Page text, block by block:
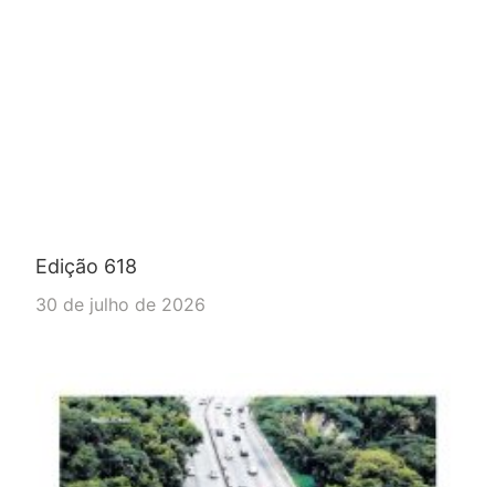
Edição 618
30 de julho de 2026